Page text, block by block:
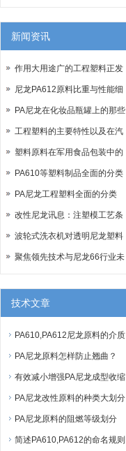
新闻资讯
作用大用途广的工程塑料正发
展
尼龙PA612原料比重与性能细
分
PA尼龙在化妆品瓶罐上的那些
细节
工程塑料的主要特性以及在汽
车上应用
塑料原料在军用食品包装中的
体现
PA610等塑料制品全面的分类
PA尼龙工程塑料全面的分类
改性尼龙讯息：注塑模工艺条
件
波轮式洗衣机对透明尼龙塑料
性能的新要求
聚焦领先技术与尼龙66行业未
技术文章
PA610,PA612尼龙原料的介质
PA尼龙原料怎样防止翘曲？
有效减小增强PA尼龙成型收缩
的方法
PA尼龙改性原料的种类大划分
PA尼龙原料的阻燃等级划分
简述PA610,PA612的命名规则